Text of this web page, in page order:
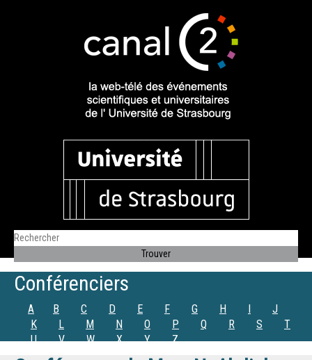
Conférenciers
A B C D E F G H I
J
K
L M N O P Q R S
T
U
V W X Y Z